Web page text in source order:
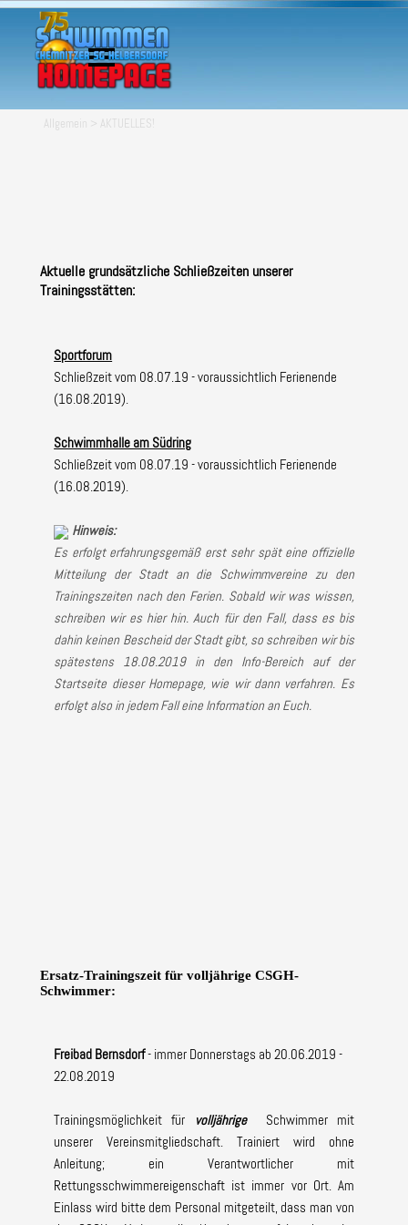
Direkt zum Seiteninhalt
Menü überspringen
Allgemein > AKTUELLES!
Aktuelle grundsätzliche Schließzeiten unserer
Trainingsstätten:
Sportforum
Schließzeit vom 08.07.19 - voraussichtlich Ferienende
(16.08.2019).
Schwimmhalle am Südring
Schließzeit vom 08.07.19 - voraussichtlich Ferienende
(16.08.2019).
Hinweis:
Es erfolgt erfahrungsgemäß erst sehr spät eine offizielle
Mitteilung der Stadt an die Schwimmvereine zu den
Trainingszeiten nach den Ferien. Sobald wir was wissen,
schreiben wir es hier hin. Auch für den Fall, dass es bis
dahin keinen Bescheid der Stadt gibt, so schreiben wir bis
spätestens 18.08.2019 in den Info-Bereich auf der
Startseite dieser Homepage, wie wir dann verfahren. Es
erfolgt also in jedem Fall eine Information an Euch.
Ersatz-Trainingszeit für volljährige CSGH-
Schwimmer:
Freibad Bernsdorf- immer Donnerstags ab 20.06.2019 -
22.08.2019
Trainingsmöglichkeit für volljährige Schwimmer mit
unserer Vereinsmitgliedschaft. Trainiert wird ohne
Anleitung; ein Verantwortlicher mit
Rettungsschwimmereigenschaft ist immer vor Ort. Am
Einlass wird bitte dem Personal mitgeteilt, dass man von